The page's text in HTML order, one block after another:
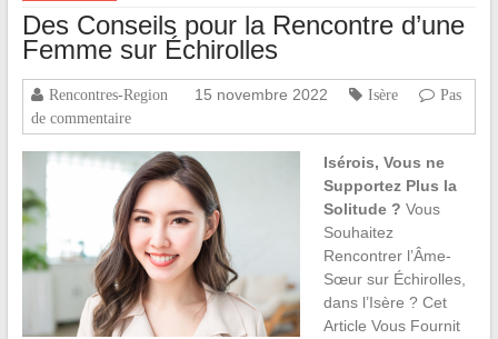
Des Conseils pour la Rencontre d’une
Femme sur Échirolles
Rencontres-Region 15 novembre 2022 Isère
Pas
de commentaire
Isérois, Vous ne
Supportez Plus la
Solitude ? Vous
Souhaitez
Rencontrer l’Âme-
Sœur sur Échirolles,
dans l’Isère ? Cet
Article Vous Fournit